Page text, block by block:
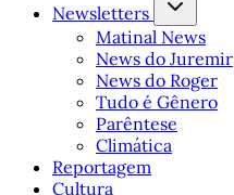
Newsletters
Matinal News
News do Juremir
News do Roger
Tudo é Gênero
Parêntese
Climática
Reportagem
Cultura